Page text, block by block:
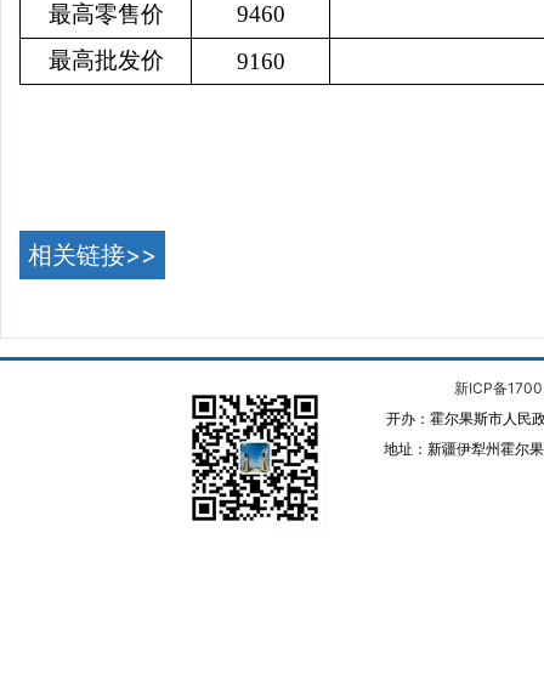
最高零售价
9460
最高批发价
9160
相关链接>>
新ICP备
开办：霍尔果斯市人民
地址：新疆伊犁州霍